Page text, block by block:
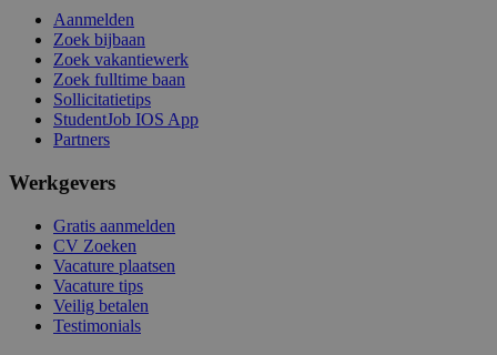
Aanmelden
Zoek bijbaan
Zoek vakantiewerk
Zoek fulltime baan
Sollicitatietips
StudentJob IOS App
Partners
Werkgevers
Gratis aanmelden
CV Zoeken
Vacature plaatsen
Vacature tips
Veilig betalen
Testimonials